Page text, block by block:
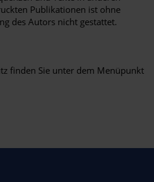
Publikationen ist ohne
des Autors nicht gestattet.
finden Sie unter dem Menüpunkt